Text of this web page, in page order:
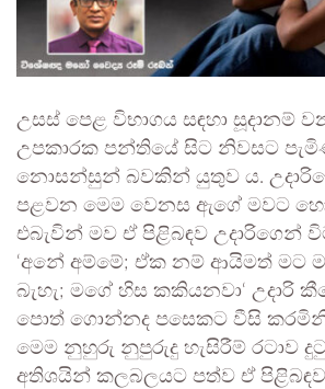
උසස් පෙළ විභාගය සඳහා සූදානම්
උපකාරක පන්තියේ සිට නිවසට
නොසන්සුන් බවකින් යුතුව ය.
පළවන මෙම වෙනස ඇගේ මවට
එබැවින් මව ඒ පිළිබඳව උදාරිගෙන්
‘අනේ අම්මේ; ඒක නම් ආයිමත් මට
බැහැ; මගේ හිස කකියනවා‘ උදාරි
‍පොත් ගොන්නද පසෙකට වීසි
මෙම නුහුරු නුපුරුදු හැසිරීම් රටාව
අතිශයින් කලබලයට පත්ව ඒ